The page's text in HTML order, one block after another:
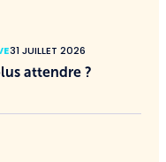
31 JUILLET 2026
attendre ?